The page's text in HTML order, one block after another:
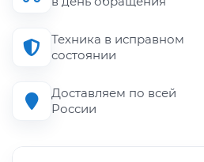
Техника в исправном
состоянии
Доставляем по всей
России